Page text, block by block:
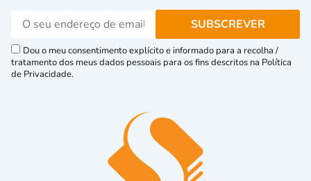
Dou o meu consentimento explícito e informado para a recolha /
tratamento dos meus dados pessoais para os fins descritos na Política
de Privacidade.